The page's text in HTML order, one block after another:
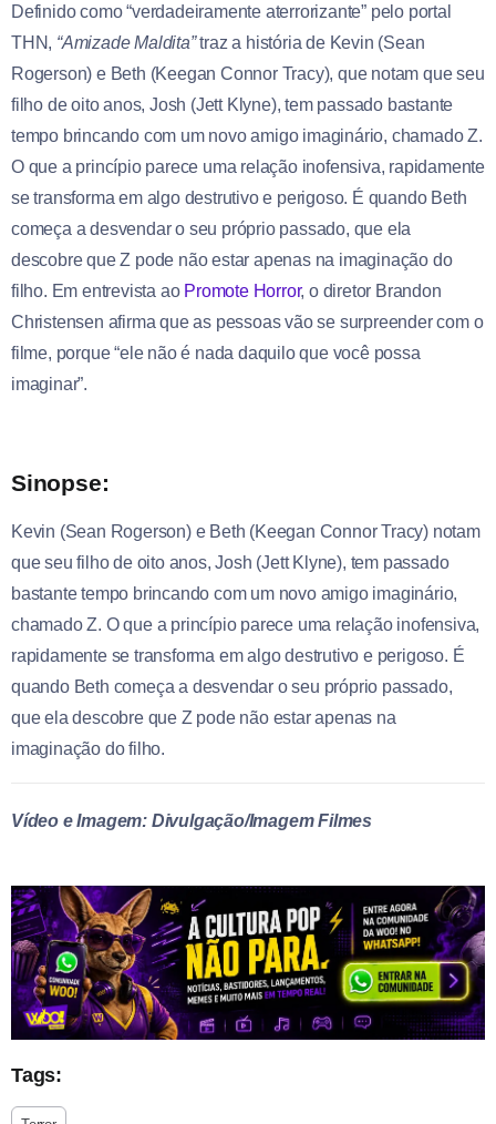
Definido como “verdadeiramente aterrorizante” pelo portal
THN, “Amizade Maldita”traz a história de Kevin (Sean
Rogerson) e Beth (Keegan Connor Tracy), que notam que seu
filho de oito anos, Josh (Jett Klyne), tem passado bastante
tempo brincando com um novo amigo imaginário, chamado Z.
O que a princípio parece uma relação inofensiva, rapidamente
se transforma em algo destrutivo e perigoso. É quando Beth
começa a desvendar o seu próprio passado, que ela
descobre que Z pode não estar apenas na imaginação do
filho. Em entrevista ao Promote Horror, o diretor Brandon
Christensen afirma que as pessoas vão se surpreender com o
filme, porque “ele não é nada daquilo que você possa
imaginar”.
Sinopse:
Kevin (Sean Rogerson) e Beth (Keegan Connor Tracy) notam
que seu filho de oito anos, Josh (Jett Klyne), tem passado
bastante tempo brincando com um novo amigo imaginário,
chamado Z. O que a princípio parece uma relação inofensiva,
rapidamente se transforma em algo destrutivo e perigoso. É
quando Beth começa a desvendar o seu próprio passado,
que ela descobre que Z pode não estar apenas na
imaginação do filho.
Vídeo e Imagem: Divulgação/Imagem Filmes
Tags: